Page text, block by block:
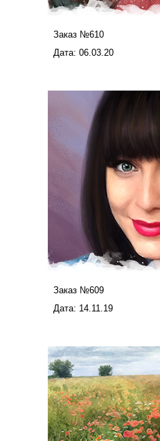
Заказ №610
Дата: 06.03.20
Заказ №609
Дата: 14.11.19